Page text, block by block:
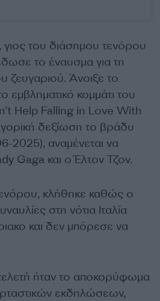
του διάσημου τενόρου
το έναυσμα για τη
ζευγαριού. Άνοιξε το
εμβληματικό κομμάτι του
Help Falling in Love With
δεξίωση το βράδυ
2025), αναμένεται να
Gaga και ο Έλτον Τζον.
κλήθηκε καθώς ο
στη νότια Ιταλία
και δεν μπόρεσε να
ήταν το αποκορύφωμα
εκδηλώσεων,